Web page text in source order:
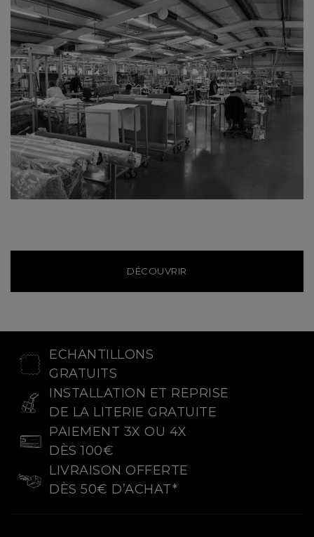
DÉCOUVRIR
ECHANTILLONS
GRATUITS
INSTALLATION ET REPRISE
DE LA LITERIE GRATUITE
PAIEMENT 3X OU 4X
DÈS 100€
LIVRAISON OFFERTE
DÈS 50€ D’ACHAT*